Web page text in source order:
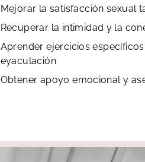
Mejorar la satisfacción sexual
Recuperar la intimidad y la
Aprender ejercicios
eyaculación
Obtener apoyo emocional y